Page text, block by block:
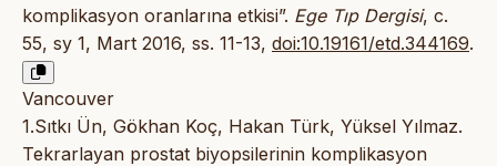
komplikasyon oranlarına etkisi”. Ege Tıp Dergisi, c.
55, sy 1, Mart 2016, ss. 11-13, doi:10.19161/etd.344169.
Vancouver
1.Sıtkı Ün, Gökhan Koç, Hakan Türk, Yüksel Yılmaz.
Tekrarlayan prostat biyopsilerinin komplikasyon